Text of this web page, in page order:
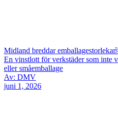
Midland breddar
En vinstlott för verkstäder som inte
eller småemballage
Av: DMV
juni 1, 2026